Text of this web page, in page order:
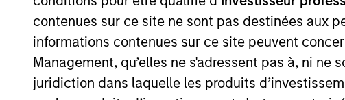
contenues sur ce site ne sont pas destinées aux
informations contenues sur ce site peuvent
Management, qu’elles ne s'adressent pas à, ni
juridiction dans laquelle les produits
resulted in positive performance (for realized
above are the property of their respective
such owners. By clicking on any links shown
only as a convenience and the inclusion of any
monitoring by us of any information contained in
or your use of such site.